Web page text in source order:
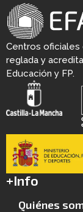
Centros oficiales
reglada y
Educación y FP.
+Info
Quiénes